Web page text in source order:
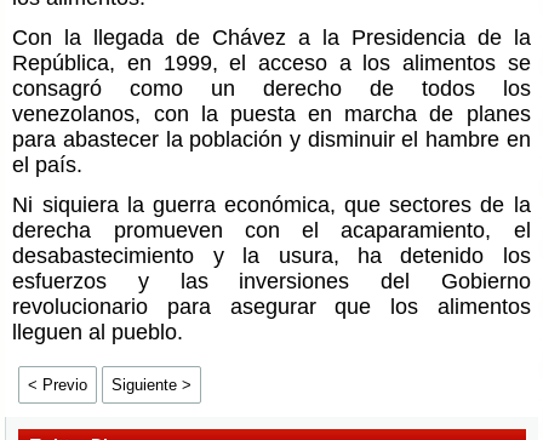
Con la llegada de Chávez a la Presidencia de la
República, en 1999, el acceso a los alimentos se
consagró como un derecho de todos los
venezolanos, con la puesta en marcha de planes
para abastecer la población y disminuir el hambre en
el país.
Ni siquiera la guerra económica, que sectores de la
derecha promueven con el acaparamiento, el
desabastecimiento y la usura, ha detenido los
esfuerzos y las inversiones del Gobierno
revolucionario para asegurar que los alimentos
lleguen al pueblo.
< Previo Siguiente >